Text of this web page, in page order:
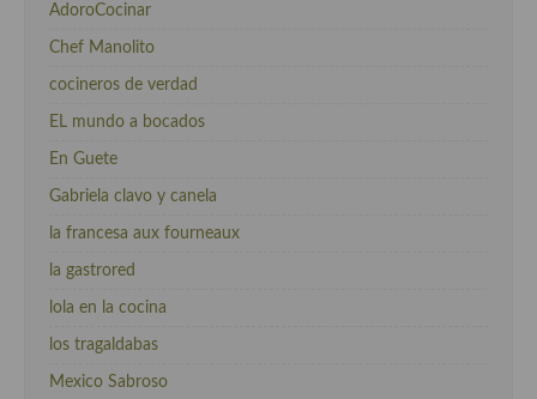
AdoroCocinar
Chef Manolito
cocineros de verdad
EL mundo a bocados
En Guete
Gabriela clavo y canela
la francesa aux fourneaux
la gastrored
lola en la cocina
los tragaldabas
Mexico Sabroso